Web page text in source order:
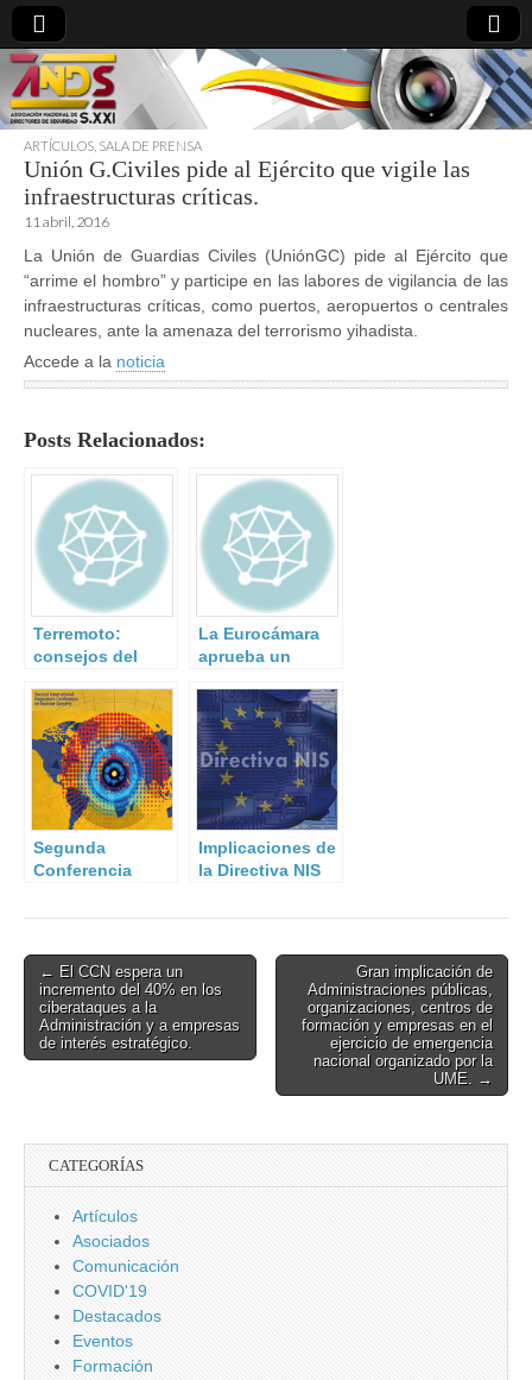
directoresdeseguridad.es
ARTÍCULOS SALA DE PRENSA
Unión G.Civiles pide al Ejército que vigile las
infraestructuras críticas.
11 abril, 2016
La Unión de Guardias Civiles (UniónGC) pide al Ejército que
“arrime el hombro” y participe en las labores de vigilancia de las
infraestructuras críticas, como puertos, aeropuertos o centrales
nucleares, ante la amenaza del terrorismo yihadista.
Accede a la noticia
Posts Relacionados:
Terremoto:
consejos del
Geográfico
Nacional.
La Eurocámara
aprueba un
pasajeros con
fines
antiterroristas.
Segunda
Conferencia
Reguladores
Física Nuclear
Implicaciones de
la Directiva NIS
Miembros
Post
navigation
← El CCN espera un
incremento del 40% en los
ciberataques a la
Administración y a empresas
de interés estratégico.
Gran implicación de
Administraciones públicas,
organizaciones, centros de
formación y empresas en el
ejercicio de emergencia
nacional organizado por la
UME. →
CATEGORÍAS
Artículos
Asociados
Comunicación
COVID'19
Destacados
Eventos
Formación